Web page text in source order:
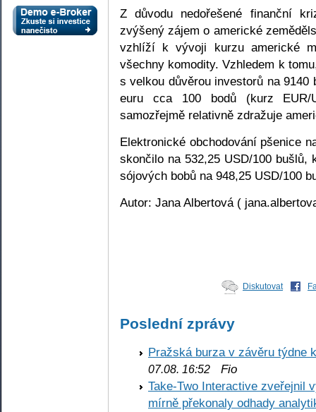
Z důvodu nedořešené finanční
zvýšený zájem o americké
vzhlíží k vývoji kurzu americké
všechny komodity. Vzhledem k
s velkou důvěrou investorů na
euru cca 100 bodů (kurz
samozřejmě relativně zdražuje
Elektronické obchodování pšenice
skončilo na 532,25 USD/100 bušlů,
sójových bobů na 948,25 USD/100
Autor: Jana Albertová (
Diskutovat
Poslední zprávy
Pražská burza v závěru týdne
07.08. 16:52 Fio
Take-Two Interactive zveřejnil
mírně překonaly odhady